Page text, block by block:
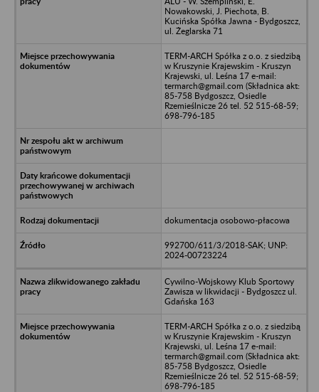
Nowakowski, J. Piechota, B.
Kucińska Spółka Jawna - Bydgoszcz,
ul. Żeglarska 71
TERM-ARCH Spółka z o.o. z siedzibą
w Kruszynie Krajewskim - Kruszyn
Krajewski, ul. Leśna 17 e-mail:
termarch@gmail.com (Składnica akt:
85-758 Bydgoszcz, Osiedle
Rzemieślnicze 26 tel. 52 515-68-59;
698-796-185
dokumentacja osobowo-płacowa
992700/611/3/2018-SAK; UNP:
2024-00723224
Cywilno-Wojskowy Klub Sportowy
Zawisza w likwidacji - Bydgoszcz ul.
Gdańska 163
TERM-ARCH Spółka z o.o. z siedzibą
w Kruszynie Krajewskim - Kruszyn
Krajewski, ul. Leśna 17 e-mail:
termarch@gmail.com (Składnica akt:
85-758 Bydgoszcz, Osiedle
Rzemieślnicze 26 tel. 52 515-68-59;
698-796-185